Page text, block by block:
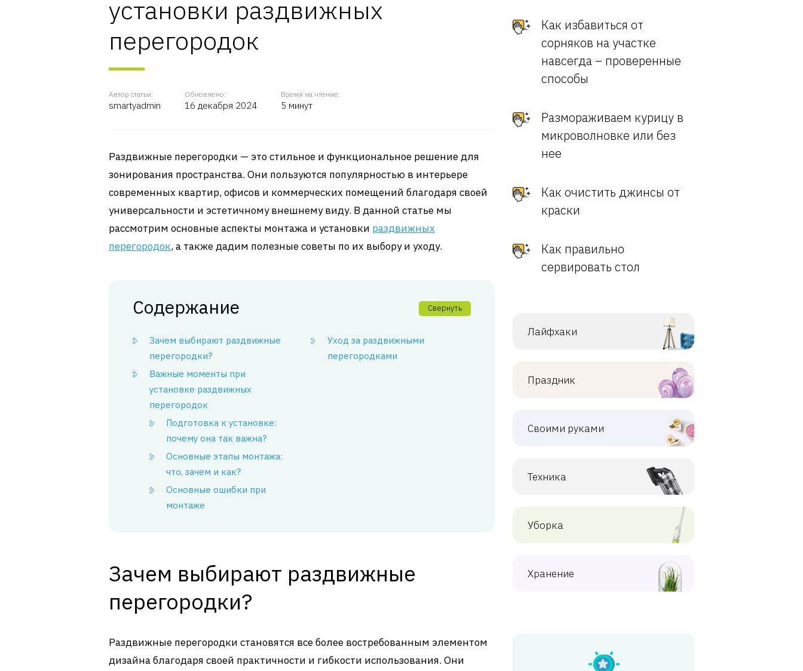
установки раздвижных
перегородок
Автор статьи:
smartyadmin
Обновлено:
16 декабря 2024
Время на чтение:
5 минут
Раздвижные перегородки — это стильное и функциональное решение для
зонирования пространства. Они пользуются популярностью в интерьере
современных квартир, офисов и коммерческих помещений благодаря своей
универсальности и эстетичному внешнему виду. В данной статье мы
рассмотрим основные аспекты монтажа и установки раздвижных
перегородок, а также дадим полезные советы по их выбору и уходу.
Содержание Свернуть
Зачем выбирают раздвижные
перегородки?
Важные моменты при
установке раздвижных
перегородок
Подготовка к установке:
почему она так важна?
Основные этапы монтажа:
что, зачем и как?
Основные ошибки при
монтаже
Уход за раздвижными
перегородками
Зачем выбирают раздвижные
перегородки?
Раздвижные перегородки становятся все более востребованным элементом
дизайна благодаря своей практичности и гибкости использования. Они
Как избавиться от
сорняков на участке
навсегда – проверенные
способы
Размораживаем курицу в
микроволновке или без
нее
Как очистить джинсы от
краски
Как правильно
сервировать стол
Лайфхаки
Праздник
Своими руками
Техника
Уборка
Хранение